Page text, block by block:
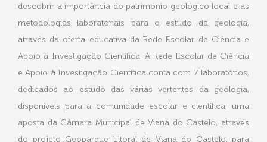
descobrir a importância do património geológico local e as
metodologias laboratoriais para o estudo da geologia,
através da oferta educativa da Rede Escolar de Ciência e
Apoio à Investigação Científica. A Rede Escolar de Ciência
e Apoio à Investigação Científica conta com 7 laboratórios,
dedicados ao estudo das várias vertentes da geologia,
disponíveis para a comunidade escolar e científica, uma
aposta da Câmara Municipal de Viana do Castelo, através
do projeto Geoparque Litoral de Viana do Castelo, para